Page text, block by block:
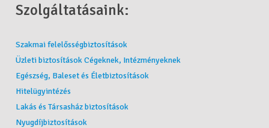
Szolgáltatásaink:
Szakmai felelősségbiztosítások
Üzleti biztosítások Cégeknek, Intézményeknek
Egészség, Baleset és Életbiztosítások
Hitelügyintézés
Lakás és Társasház biztosítások
Nyugdíjbiztosítások